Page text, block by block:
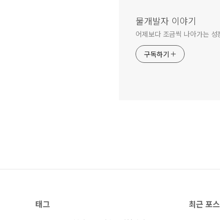
물개발자 이야기
어제보다 조금씩 나아가는 성
구독하기
태그 최근 포